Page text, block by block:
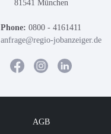
81541 München
Phone: 0800 - 4161411
anfrage@regio-jobanzeiger.de
AGB